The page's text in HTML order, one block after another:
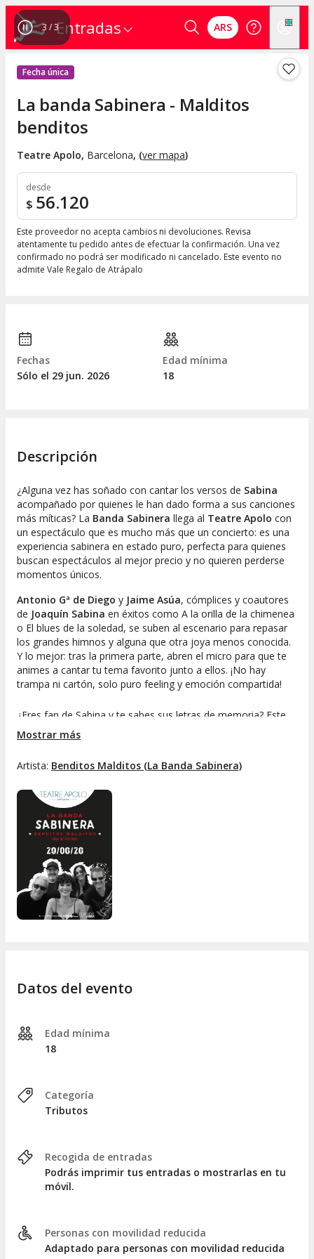
Entradas ARS
3 /3
Fecha única
La banda Sabinera - Malditos
benditos
Teatre Apolo, Barcelona, (ver mapa)
desde
$ 56.120
Este proveedor no acepta cambios ni devoluciones. Revisa
atentamente tu pedido antes de efectuar la confirmación. Una vez
confirmado no podrá ser modificado ni cancelado. Este evento no
admite Vale Regalo de Atrápalo
Fechas
Sólo el 29 jun. 2026
Edad mínima
18
Descripción
¿Alguna vez has soñado con cantar los versos de Sabina
acompañado por quienes le han dado forma a sus canciones
más míticas? La Banda Sabinera llega al Teatre Apolo con
un espectáculo que es mucho más que un concierto: es una
experiencia sabinera en estado puro, perfecta para quienes
buscan espectáculos al mejor precio y no quieren perderse
momentos únicos.
Antonio Gª de Diego y Jaime Asúa, cómplices y coautores
de Joaquín Sabina en éxitos como A la orilla de la chimenea
o El blues de la soledad, se suben al escenario para repasar
los grandes himnos y alguna que otra joya menos conocida.
Y lo mejor: tras la primera parte, abren el micro para que te
animes a cantar tu tema favorito junto a ellos. ¡No hay
trampa ni cartón, solo puro feeling y emoción compartida!
¿Eres fan de Sabina y te sabes sus letras de memoria? Este
show es tu oportunidad de vivirlas desde dentro, rodeado de
músicos que han trabajado con los grandes del panorama
Sabineraha convertido cada parada de su gira en una
crea recuerdos de los que no se olvidan.
Recorre los temas imprescindibles de Sabina y
alguna rareza que solo los verdaderos fans
reconocerán.
Disfruta de la generosidad de unos músicos que te
invitan a compartir escenario.
Vive momentos mágicos y anécdotas inolvidables
entre canción y canción.
para cantar, reír y emocionarte con la música de Sabina
Mostrar más
Artista: Benditos Malditos (La Banda Sabinera)
Datos del evento
Edad mínima
18
Categoría
Tributos
Recogida de entradas
Podrás imprimir tus entradas o mostrarlas en tu
móvil.
Personas con movilidad reducida
Adaptado para personas con movilidad reducida